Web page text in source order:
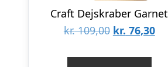
Craft Dejskraber Garnet
kr.109,00 Den
kr. 76,30Den